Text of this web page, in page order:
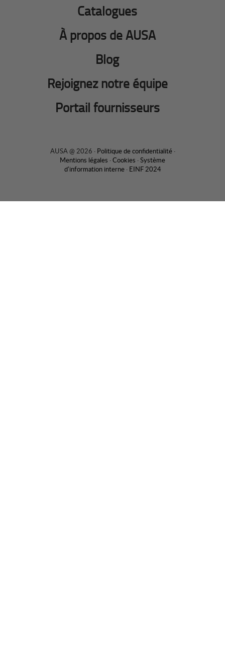
Catalogues
À propos de AUSA
Blog
Rejoignez notre équipe
Portail fournisseurs
AUSA @ 2026 · Politique de confidentialité·
Mentions légales ·Cookies ·Système
d'information interne· EINF 2024